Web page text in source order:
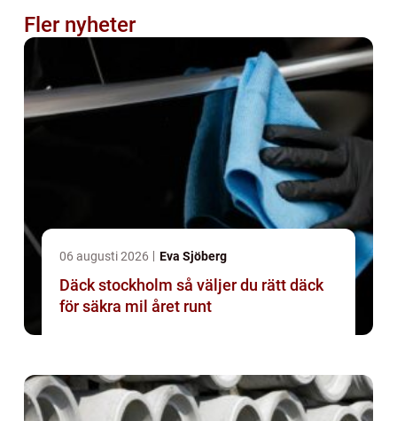
Fler nyheter
06 augusti 2026 Eva Sjöberg
Däck stockholm så väljer du rätt däck
för säkra mil året runt